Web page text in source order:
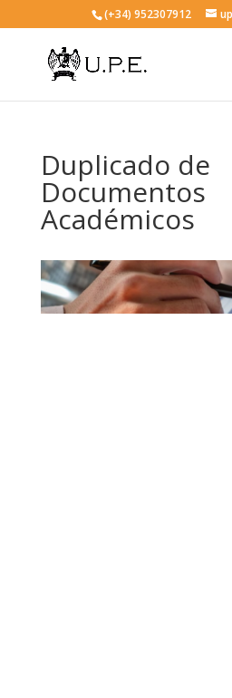
(+34) 952307912
Duplicado de
Documentos
Académicos